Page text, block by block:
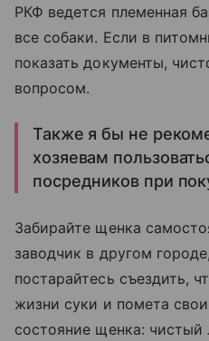
РКФ ведется племенная
все собаки. Если в
показать документы,
вопросом.
Также я бы не
хозяевам
посредников при
Забирайте щенка
заводчик в другом
постарайтесь съездить,
жизни суки и помета
состояние щенка: